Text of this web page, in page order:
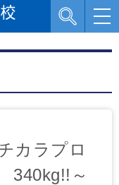
カラプロ
～